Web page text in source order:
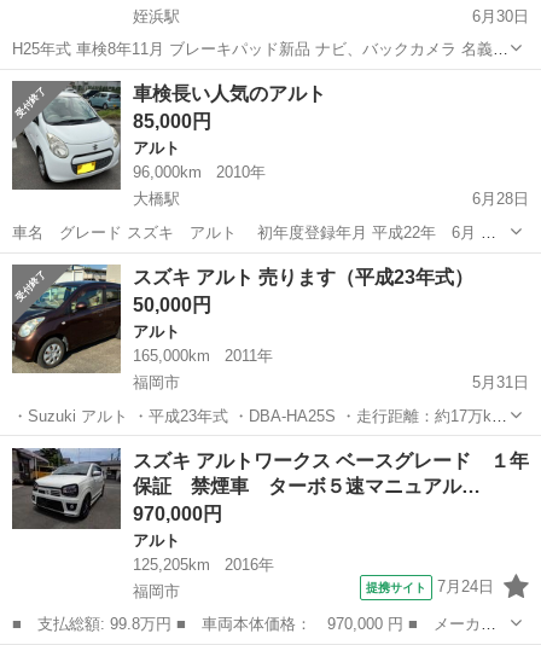
姪浜駅
6月30日
H25年式 車検8年11月 ブレーキパッド新品 ナビ、バックカメラ 名義変
更ほ2週間以内にお願いします。 不具合なし 分割不可
福岡 福岡市 姪浜駅 アルト
車検長い人気のアルト
85,000円
アルト
96,000km
2010年
大橋駅
6月28日
車名 グレード スズキ アルト 初年度登録年月 平成22年 6月 型
式 DBA-HA25S 排気量 660 cc 車検 令和9年 8月 色 白 走行 96000km
シフト AT パワーウィンドウ パワーミラー パワ...
福岡 福岡市 大橋駅 アルト 初年度
スズキ アルト 売ります（平成23年式）
50,000円
アルト
165,000km
2011年
福岡市
5月31日
・Suzuki アルト ・平成23年式 ・DBA-HA25S ・走行距離：約17万km
・車検：2026年8月まで ・事故歴なし （年式相応のキズ・擦れ・小さ
なぶつけ跡はあります） ・ナビなし ・ETCあり ...
福岡 福岡市 アルト
スズキ アルトワークス ベースグレード １年
保証 禁煙車 ターボ５速マニュアル…
970,000円
アルト
125,205km
2016年
福岡市
提携サイト 7月24日
■ 支払総額: 99.8万円 ■ 車両本体価格： 970,000 円 ■ メーカー